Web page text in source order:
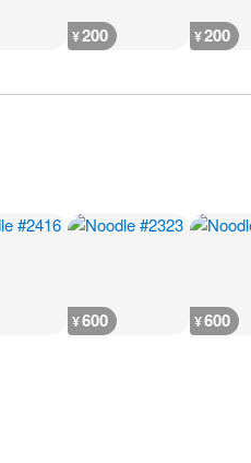
¥200 ¥200
¥600 ¥600